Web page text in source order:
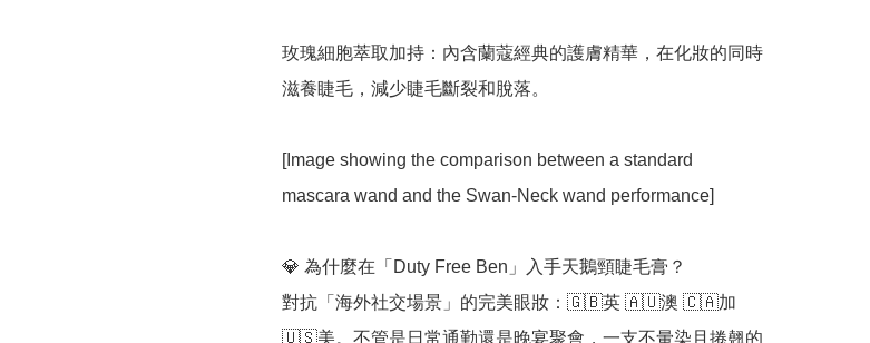
玫瑰細胞萃取加持：內含蘭蔻經典的護膚精華，在化妝的同時
滋養睫毛，減少睫毛斷裂和脫落。
[Image showing the comparison between a standard
mascara wand and the Swan-Neck wand performance]
💎 為什麼在「Duty Free Ben」入手天鵝頸睫毛膏？
對抗「海外社交場景」的完美眼妝：🇬🇧英 🇦🇺澳 🇨🇦加
🇺🇸美。不管是日常通勤還是晚宴聚會，一支不暈染且捲翹的